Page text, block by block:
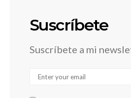
Suscríbete
Suscríbete a mi